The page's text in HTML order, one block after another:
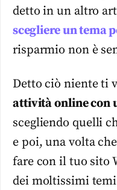
detto in un altro
scegliere un tema
risparmio non è
Detto ciò niente ti
attività online con
scegliendo quelli
e poi, una volta
fare con il tuo sito
dei moltissimi